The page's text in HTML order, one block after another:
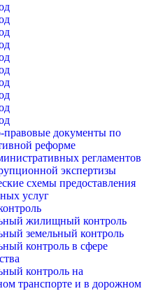
документы по
реформе
регламентов
экспертизы
схемы предоставления
услуг
жилищный контроль
земельный контроль
контроль в сфере
контроль на
транспорте и в дорожном